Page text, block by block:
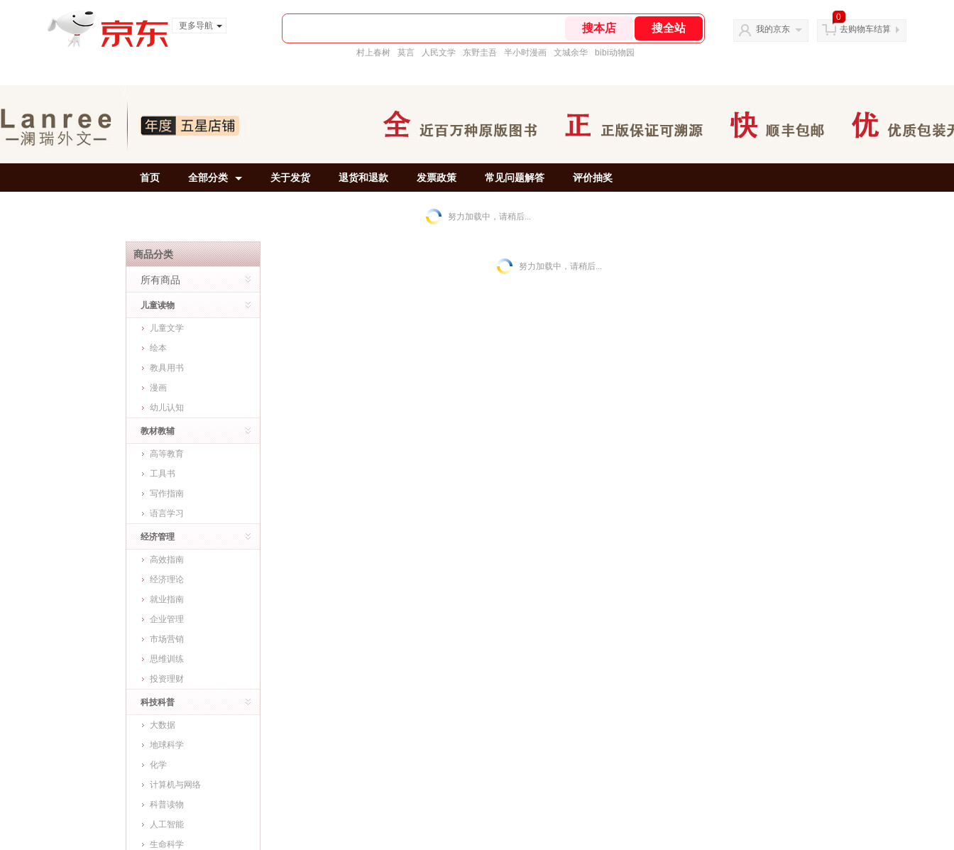
更多导航
村上春树 莫言 人民文学 东野圭吾 半小时漫画 文城余华 bibi动物园
我的京东
0
去购物车结算
首页 全部分类 关于发货 退货和退款 发票政策 常见问题解答 评价抽奖
努力加载中，请稍后...
商品分类
所有商品
儿童读物
儿童文学
绘本
教具用书
漫画
幼儿认知
教材教辅
高等教育
工具书
写作指南
语言学习
经济管理
高效指南
经济理论
就业指南
企业管理
市场营销
思维训练
投资理财
科技科普
大数据
地球科学
化学
计算机与网络
科普读物
人工智能
生命科学
努力加载中，请稍后...